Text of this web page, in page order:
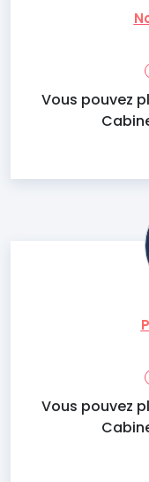
Vous pouvez
Vous pouvez